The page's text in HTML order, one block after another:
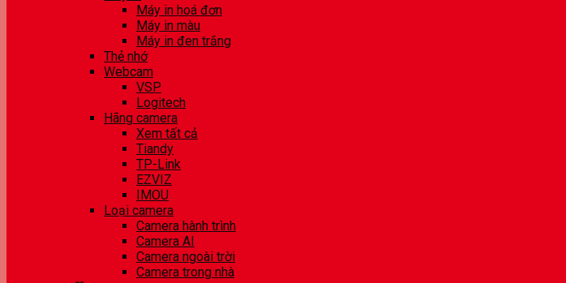
Máy in hoá đơn
Máy in màu
Máy in đen trắng
Thẻ nhớ
Webcam
VSP
Logitech
Hãng camera
Xem tất cả
Tiandy
TP-Link
EZVIZ
IMOU
Loại camera
Camera hành trình
Camera AI
Camera ngoài trời
Camera trong nhà